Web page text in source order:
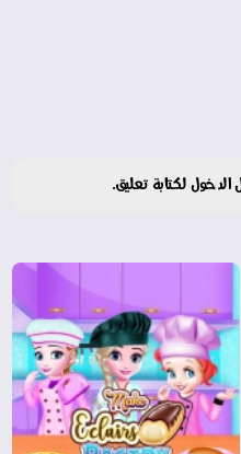
لكتابة تعليق.